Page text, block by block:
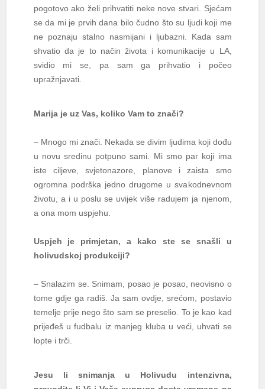
pogotovo ako želi prihvatiti neke nove stvari. Sjećam
se da mi je prvih dana bilo čudno što su ljudi koji me
ne poznaju stalno nasmijani i ljubazni. Kada sam
shvatio da je to način života i komunikacije u LA,
svidio mi se, pa sam ga prihvatio i počeo
upražnjavati.
Marija je uz Vas, koliko Vam to znači?
– Mnogo mi znači. Nekada se divim ljudima koji dođu
u novu sredinu potpuno sami. Mi smo par koji ima
iste ciljeve, svjetonazore, planove i zaista smo
ogromna podrška jedno drugome u svakodnevnom
životu, a i u poslu se uvijek više radujem ja njenom,
a ona mom uspjehu.
Uspjeh je primjetan, a kako ste se snašli u
holivudskoj produkciji?
– Snalazim se. Snimam, posao je posao, neovisno o
tome gdje ga radiš. Ja sam ovdje, srećom, postavio
temelje prije nego što sam se preselio. To je kao kad
prijeđeš u fudbalu iz manjeg kluba u veći, uhvati se
lopte i trči.
Jesu li snimanja u Holivudu intenzivna,